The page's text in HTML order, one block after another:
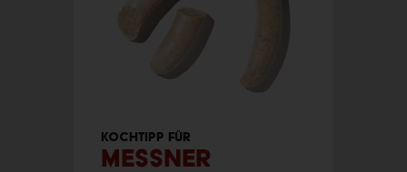
Kochtipp für
Messner